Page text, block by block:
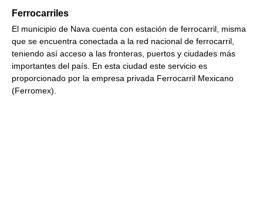
Ferrocarriles
El municipio de Nava cuenta con estación de ferrocarril, misma
que se encuentra conectada a la red nacional de ferrocarril,
teniendo así acceso a las fronteras, puertos y ciudades más
importantes del país. En esta ciudad este servicio es
proporcionado por la empresa privada Ferrocarril Mexicano
(Ferromex).